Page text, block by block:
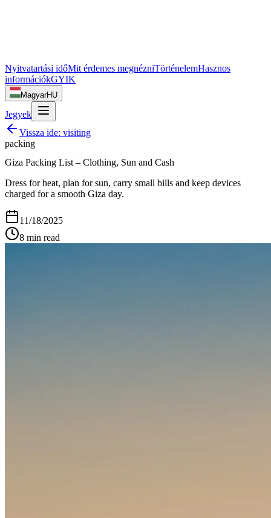
Nyitvatartási időMit érdemes megnézniTörténelemHasznos
információkGYIK
MagyarHU
Jegyek
Vissza ide: visiting
packing
Giza Packing List – Clothing, Sun and Cash
Dress for heat, plan for sun, carry small bills and keep devices
charged for a smooth Giza day.
11/18/2025
8 min read